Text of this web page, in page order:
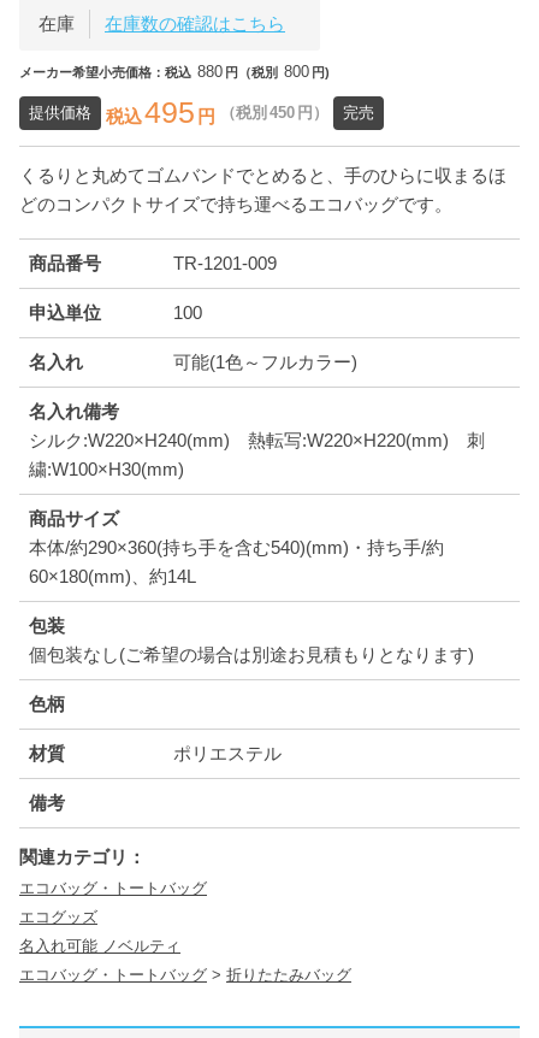
在庫 在庫数の確認はこちら
メーカー希望小売価格：税込 880 円（税別 800 円)
提供価格 税込495 円 （税別 450 円） 完売
くるりと丸めてゴムバンドでとめると、手のひらに収まるほ
どのコンパクトサイズで持ち運べるエコバッグです。
商品番号 TR-1201-009
申込単位 100
名入れ 可能(1色～フルカラー)
名入れ備考
シルク:W220×H240(mm) 熱転写:W220×H220(mm) 刺
繍:W100×H30(mm)
商品サイズ
本体/約290×360(持ち手を含む540)(mm)・持ち手/約
60×180(mm)、約14L
包装
個包装なし(ご希望の場合は別途お見積もりとなります)
色柄
材質 ポリエステル
備考
関連カテゴリ：
エコバッグ・トートバッグ
エコグッズ
名入れ可能 ノベルティ
エコバッグ・トートバッグ > 折りたたみバッグ